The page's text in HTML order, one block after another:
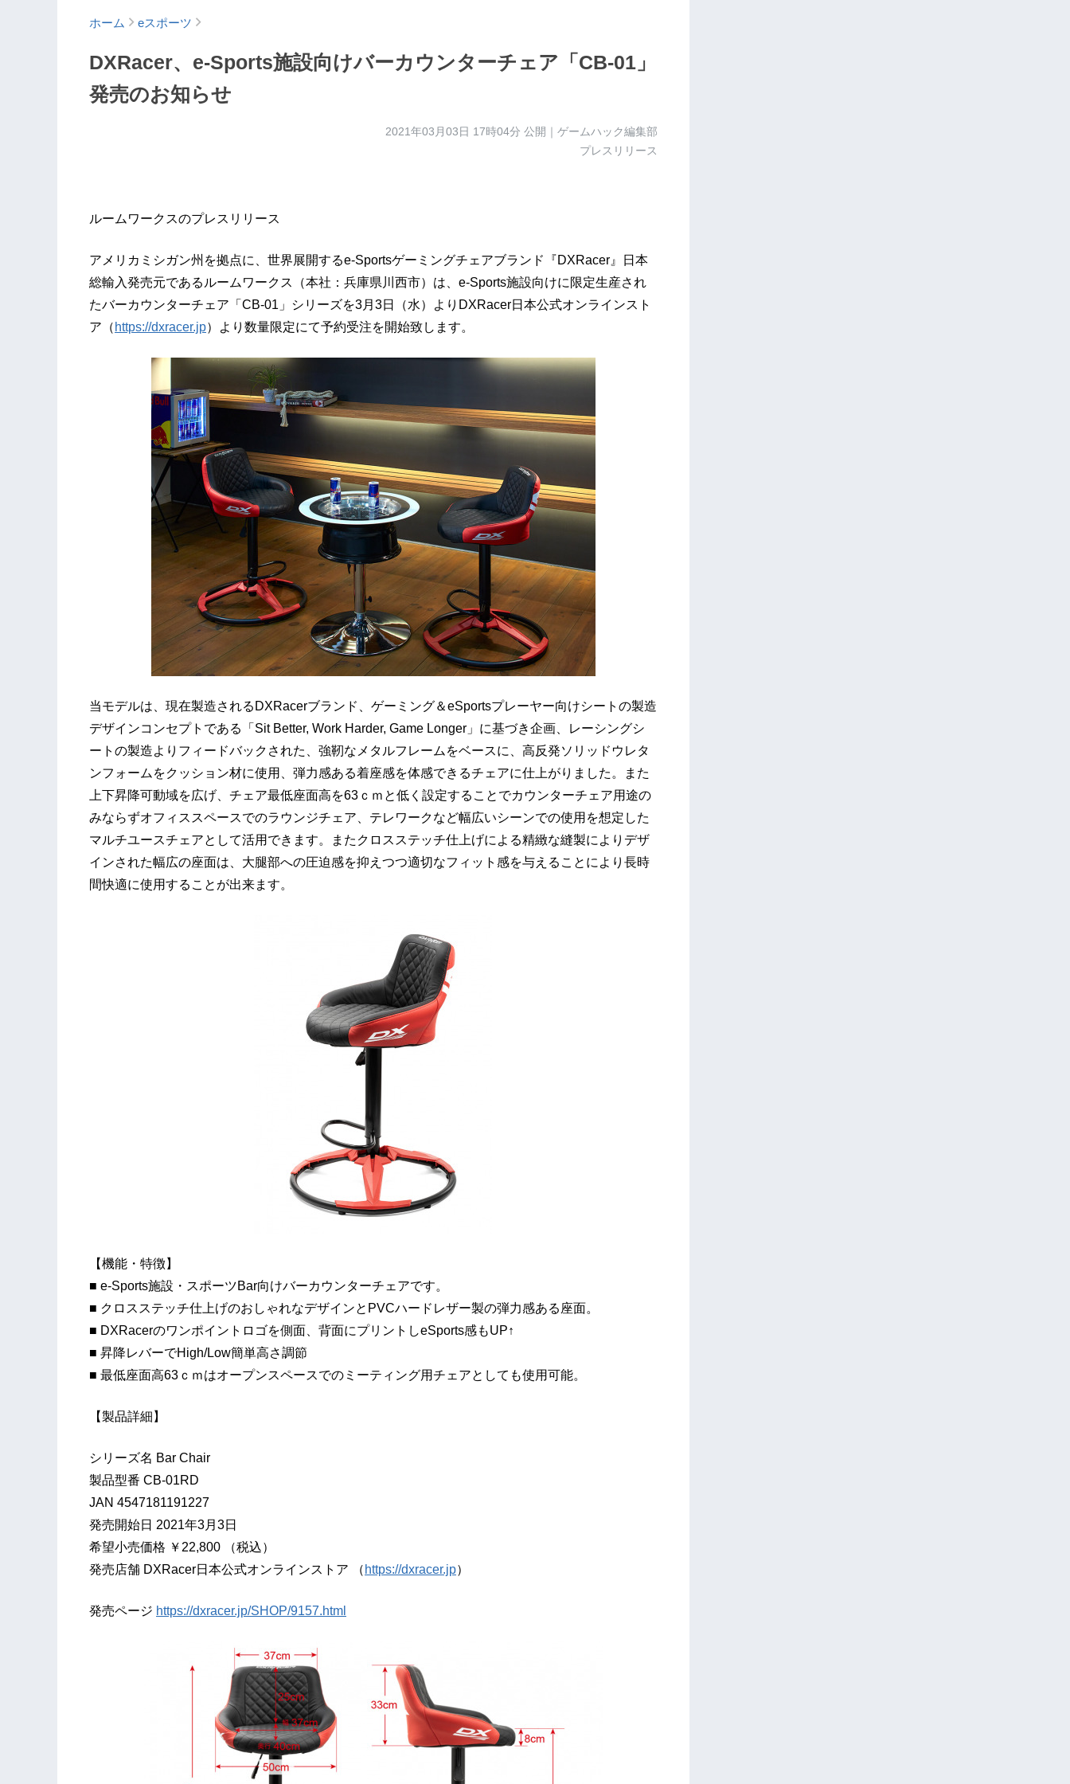
ホーム eスポーツ
DXRacer、e-Sports施設向けバーカウンターチェア「CB-01」
発売のお知らせ
2021年03月03日 17時04分 公開｜ゲームハック編集部
プレスリリース
ルームワークスのプレスリリース
アメリカミシガン州を拠点に、世界展開するe-Sportsゲーミングチェアブランド『DXRacer』日本
総輸入発売元であるルームワークス（本社：兵庫県川西市）は、e-Sports施設向けに限定生産され
たバーカウンターチェア「CB-01」シリーズを3月3日（水）よりDXRacer日本公式オンラインスト
ア（ https://dxracer.jp）より数量限定にて予約受注を開始致します。
当モデルは、現在製造されるDXRacerブランド、ゲーミング＆eSportsプレーヤー向けシートの製造
デザインコンセプトである「Sit Better, Work Harder, Game Longer」に基づき企画、レーシングシ
ートの製造よりフィードバックされた、強靭なメタルフレームをベースに、高反発ソリッドウレタ
ンフォームをクッション材に使用、弾力感ある着座感を体感できるチェアに仕上がりました。また
上下昇降可動域を広げ、チェア最低座面高を63ｃｍと低く設定することでカウンターチェア用途の
みならずオフィススペースでのラウンジチェア、テレワークなど幅広いシーンでの使用を想定した
マルチユースチェアとして活用できます。またクロスステッチ仕上げによる精緻な縫製によりデザ
インされた幅広の座面は、大腿部への圧迫感を抑えつつ適切なフィット感を与えることにより長時
間快適に使用することが出来ます。
【機能・特徴】
■ e-Sports施設・スポーツBar向けバーカウンターチェアです。
■ クロスステッチ仕上げのおしゃれなデザインとPVCハードレザー製の弾力感ある座面。
■ DXRacerのワンポイントロゴを側面、背面にプリントしeSports感もUP↑
■ 昇降レバーでHigh/Low簡単高さ調節
■ 最低座面高63ｃｍはオープンスペースでのミーティング用チェアとしても使用可能。
【製品詳細】
シリーズ名 Bar Chair
製品型番 CB-01RD
JAN 4547181191227
発売開始日 2021年3月3日
希望小売価格 ￥22,800 （税込）
発売店舗 DXRacer日本公式オンラインストア （ https://dxracer.jp）
発売ページ https://dxracer.jp/SHOP/9157.html